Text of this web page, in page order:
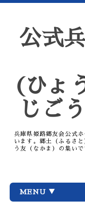
公式
(ひょ
じご
兵庫県姫路郷友会公式
います。郷土（ふるさ
う友（なかま）の集い
MENU ▼